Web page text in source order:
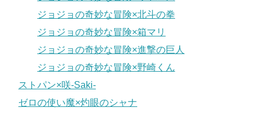
ジョジョの奇妙な冒険×北斗の拳
ジョジョの奇妙な冒険×箱マリ
ジョジョの奇妙な冒険×進撃の巨人
ジョジョの奇妙な冒険×野崎くん
ストパン×咲-Saki-
ゼロの使い魔×灼眼のシャナ